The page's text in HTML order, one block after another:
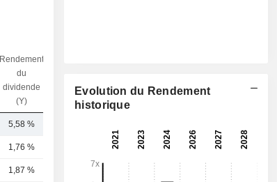
Rendement
du
dividende
(Y)
5,58 %
1,76 %
1,87 %
Evolution du Rendement
historique